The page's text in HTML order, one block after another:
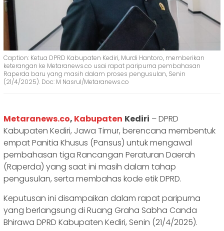
Caption: Ketua DPRD Kabupaten Kediri, Murdi Hantoro, memberikan
keterangan ke Metaranews.co usai rapat paripurna pembahasan
Raperda baru yang masih dalam proses pengusulan, Senin
(21/4/2025). Doc: M Nasrul/Metaranews.co
Metaranews.co, Kabupaten Kediri – DPRD
Kabupaten Kediri, Jawa Timur, berencana membentuk
empat Panitia Khusus (Pansus) untuk mengawal
pembahasan tiga Rancangan Peraturan Daerah
(Raperda) yang saat ini masih dalam tahap
pengusulan, serta membahas kode etik DPRD.
Keputusan ini disampaikan dalam rapat paripurna
yang berlangsung di Ruang Graha Sabha Canda
Bhirawa DPRD Kabupaten Kediri, Senin (21/4/2025).